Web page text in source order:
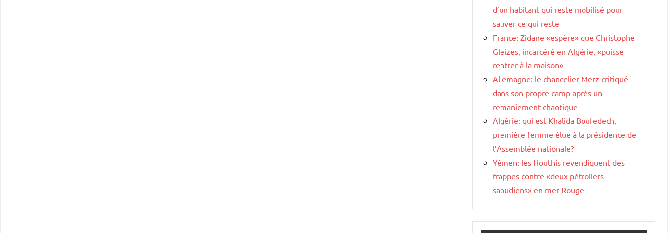
d’un habitant qui reste mobilisé pour
sauver ce qui reste
France: Zidane «espère» que Christophe
Gleizes, incarcéré en Algérie, «puisse
rentrer à la maison»
Allemagne: le chancelier Merz critiqué
dans son propre camp après un
remaniement chaotique
Algérie: qui est Khalida Boufedech,
première femme élue à la présidence de
l’Assemblée nationale?
Yémen: les Houthis revendiquent des
frappes contre «deux pétroliers
saoudiens» en mer Rouge